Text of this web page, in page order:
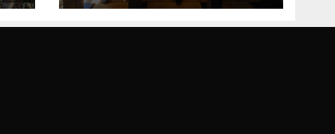
Bosne i
Hercegovine